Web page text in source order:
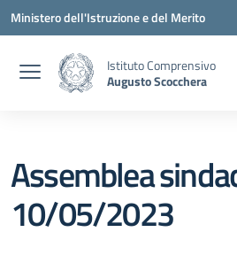
Vai ai contenuti
Vai al menu di navigazione
Vai al footer
Ministero dell'Istruzione e del Merito
Istituto Comprensivo
Augusto Scocchera
Assemblea
10/05/2023